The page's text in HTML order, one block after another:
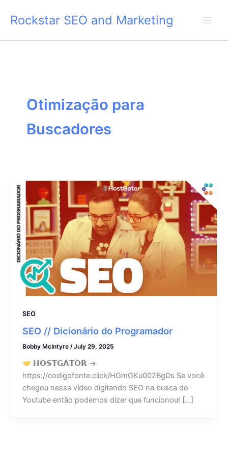
Rockstar SEO and Marketing
Otimização para
Buscadores
SEO
SEO // Dicionário do Programador
Bobby McIntyre/July 29, 2025
𝗛𝗢𝗦𝗧𝗚𝗔𝗧𝗢𝗥 →
https://codigofonte.click/HGmGKu002BgDs Se você
chegou nesse vídeo digitando SEO na busca do
Youtube então podemos dizer que funcionou! […]